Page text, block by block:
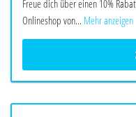
Freue dich über einen 10%
Onlineshop von... Mehr anzeigen